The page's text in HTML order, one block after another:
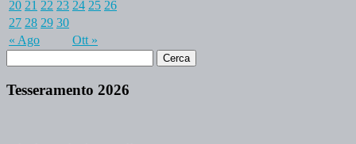
« Ago Ott »
20 21 22 23 24 25 26
27 28 29 30
Tesseramento 2026